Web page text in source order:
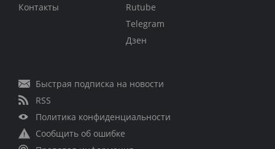
Контакты
Rutube
Telegram
Дзен
Быстрая подписка на новости
RSS
Политика конфиденциальности
Сообщить об ошибке